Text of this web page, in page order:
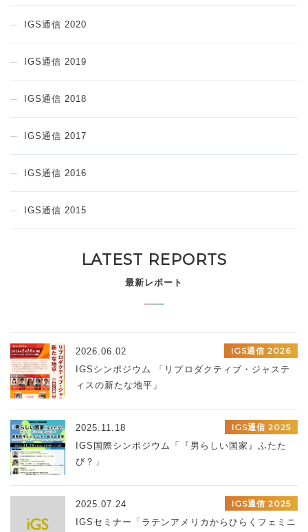
IGS通信 2020
IGS通信 2019
IGS通信 2018
IGS通信 2017
IGS通信 2016
IGS通信 2015
LATEST REPORTS
最新レポート
2026.06.02
IGS通信 2026
IGSシンポジウム 「リプロダクティブ・ジャステ
ィスの新たな地平」
2025.11.18
IGS通信 2025
IGS国際シンポジウム「『男らしい国家』ふたた
び？」
2025.07.24
IGS通信 2025
IGSセミナー「ラテンアメリカからひらくフェミニ